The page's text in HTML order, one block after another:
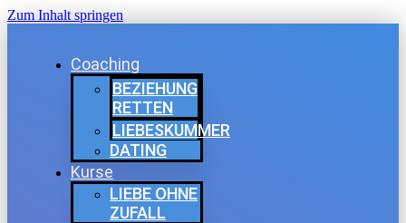
Zum Inhalt springen
Coaching
BEZIEHUNG
RETTEN
LIEBESKUMMER
DATING
Kurse
LIEBE OHNE
ZUFALL